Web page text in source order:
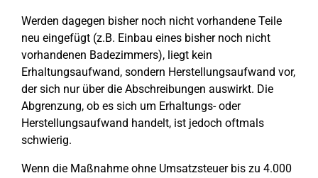
Werden dagegen bisher noch nicht vorhandene Teile
neu eingefügt (z.B. Einbau eines bisher noch nicht
vorhandenen Badezimmers), liegt kein
Erhaltungsaufwand, sondern Herstellungsaufwand vor,
der sich nur über die Abschreibungen auswirkt. Die
Abgrenzung, ob es sich um Erhaltungs- oder
Herstellungsaufwand handelt, ist jedoch oftmals
schwierig.
Wenn die Maßnahme ohne Umsatzsteuer bis zu 4.000